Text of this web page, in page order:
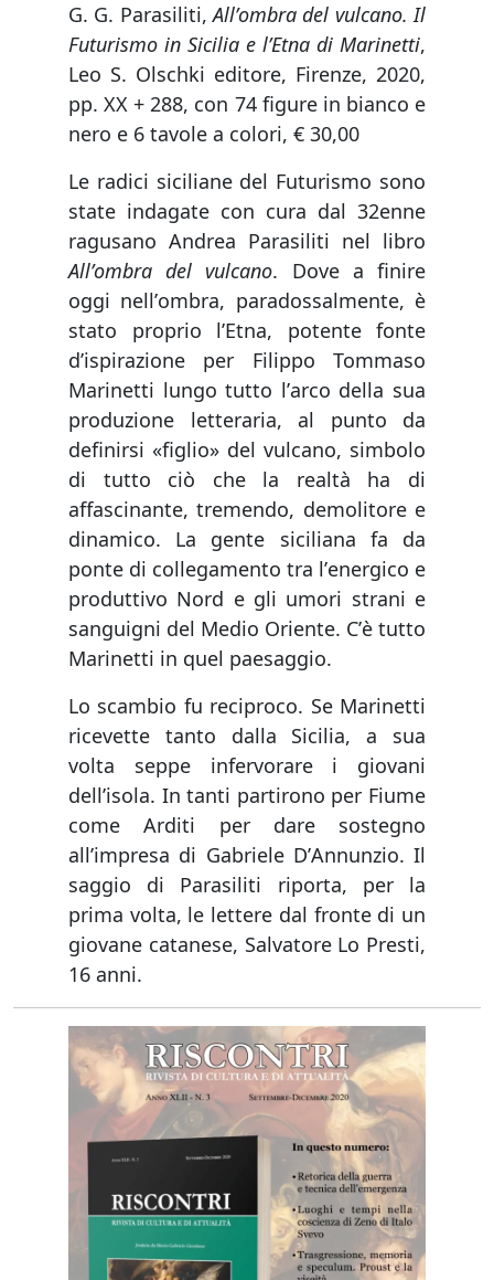
G. G. Parasiliti,Allʼombra del vulcano. Il
Futurismo in Sicilia e lʼEtna di Marinetti,
Leo S. Olschki editore, Firenze, 2020,
pp. XX + 288, con 74 figure in bianco e
nero e 6 tavole a colori, € 30,00
Le radici siciliane del Futurismo sono
state indagate con cura dal 32enne
ragusano Andrea Parasiliti nel libro
Allʼombra del vulcano. Dove a finire
oggi nellʼombra, paradossalmente, è
stato proprio lʼEtna, potente fonte
dʼispirazione per Filippo Tommaso
Marinetti lungo tutto lʼarco della sua
produzione letteraria, al punto da
definirsi «figlio» del vulcano, simbolo
di tutto ciò che la realtà ha di
affascinante, tremendo, demolitore e
dinamico. La gente siciliana fa da
ponte di collegamento tra lʼenergico e
produttivo Nord e gli umori strani e
sanguigni del Medio Oriente. Cʼè tutto
Marinetti in quel paesaggio.
Lo scambio fu reciproco. Se Marinetti
ricevette tanto dalla Sicilia, a sua
volta seppe infervorare i giovani
dellʼisola. In tanti partirono per Fiume
come Arditi per dare sostegno
allʼimpresa di Gabriele DʼAnnunzio. Il
saggio di Parasiliti riporta, per la
prima volta, le lettere dal fronte di un
giovane catanese, Salvatore Lo Presti,
16 anni.